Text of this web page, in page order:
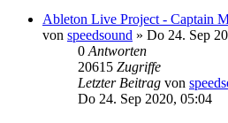
Ableton Live Project - Captain
von speedsound » Do 24. Sep
0 Antworten
20615 Zugriffe
Letzter Beitrag von
Do 24. Sep 2020, 05:04